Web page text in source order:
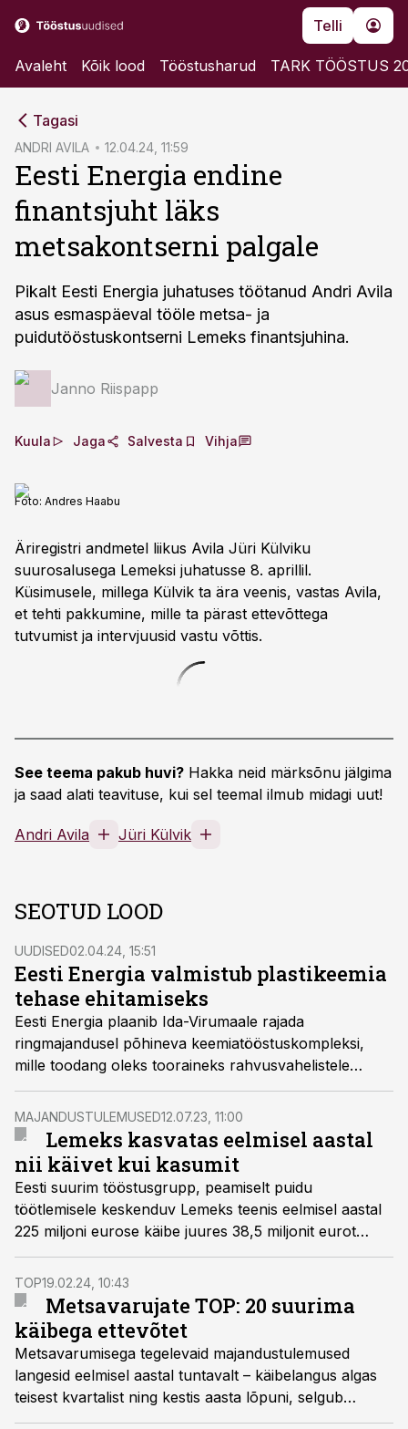
Telli
Avaleht Kõik lood Tööstusharud TARK TÖÖSTUS
Tagasi
ANDRI AVILA 12.04.24, 11:59
Eesti Energia endine
finantsjuht läks
metsakontserni palgale
Pikalt Eesti Energia juhatuses töötanud Andri Avila
asus esmaspäeval tööle metsa- ja
puidutööstuskontserni Lemeks finantsjuhina.
Janno Riispapp
Kuula Jaga Salvesta Vihja
Foto: Andres Haabu
Äriregistri andmetel liikus Avila Jüri Külviku
suurosalusega Lemeksi juhatusse 8. aprillil.
Küsimusele, millega Külvik ta ära veenis, vastas Avila,
et tehti pakkumine, mille ta pärast ettevõttega
tutvumist ja intervjuusid vastu võttis.
See teema pakub huvi? Hakka neid märksõnu jälgima
ja saad alati teavituse, kui sel teemal ilmub midagi uut!
Andri Avila Jüri Külvik
SEOTUD LOOD
UUDISED02.04.24, 15:51
Eesti Energia valmistub plastikeemia
tehase ehitamiseks
Eesti Energia plaanib Ida-Virumaale rajada
ringmajandusel põhineva keemiatööstuskompleksi,
mille toodang oleks tooraineks rahvusvahelistele
plastitööstustele.
MAJANDUSTULEMUSED12.07.23, 11:00
Lemeks kasvatas eelmisel aastal
nii käivet kui kasumit
Eesti suurim tööstusgrupp, peamiselt puidu
töötlemisele keskenduv Lemeks teenis eelmisel aastal
225 miljoni eurose käibe juures 38,5 miljonit eurot
kasumit. Võrreldes 2021. aastaga kasvasid nii käive kui
kasum.
TOP19.02.24, 10:43
Metsavarujate TOP: 20 suurima
käibega ettevõtet
Metsavarumisega tegelevaid majandustulemused
langesid eelmisel aastal tuntavalt – käibelangus algas
teisest kvartalist ning kestis aasta lõpuni, selgub
värskest Äripäeva infopanga metsavarumise